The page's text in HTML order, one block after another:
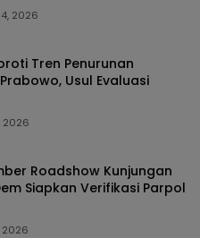
2026
Tren Penurunan
Usul Evaluasi
2026
Roadshow Kunjungan
Siapkan Verifikasi Parpol
2026